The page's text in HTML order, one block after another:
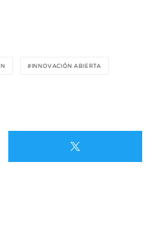
INNOVACIÓN ABIERTA